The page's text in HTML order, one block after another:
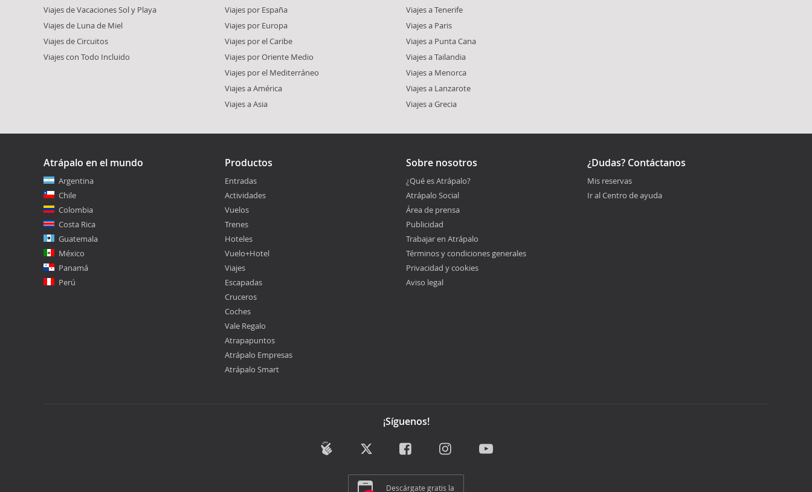
Viajes de Vacaciones Sol y Playa
Viajes de Luna de Miel
Viajes de Circuitos
Viajes con Todo Incluido
Viajes por España
Viajes por Europa
Viajes por el Caribe
Viajes por Oriente Medio
Viajes por el Mediterráneo
Viajes a América
Viajes a Asia
Viajes a Tenerife
Viajes a Paris
Viajes a Punta Cana
Viajes a Tailandia
Viajes a Menorca
Viajes a Lanzarote
Viajes a Grecia
Atrápalo en el mundo
Argentina
Chile
Colombia
Costa Rica
Guatemala
México
Panamá
Perú
Productos
Entradas
Actividades
Vuelos
Trenes
Hoteles
Vuelo+Hotel
Viajes
Escapadas
Cruceros
Coches
Vale Regalo
Atrapapuntos
Atrápalo Empresas
Atrápalo Smart
Sobre nosotros
¿Qué es Atrápalo?
Atrápalo Social
Área de prensa
Publicidad
Trabajar en Atrápalo
Términos y condiciones generales
Privacidad y cookies
Aviso legal
¿Dudas? Contáctanos
Mis reservas
Ir al Centro de ayuda
¡Síguenos!
Descárgate gratis la